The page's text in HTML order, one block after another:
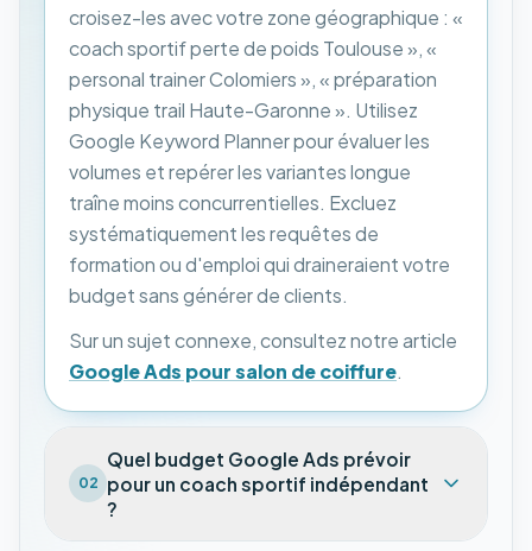
croisez-les avec votre zone géographique : «
coach sportif perte de poids Toulouse », «
personal trainer Colomiers », « préparation
physique trail Haute-Garonne ». Utilisez
Google Keyword Planner pour évaluer les
volumes et repérer les variantes longue
traîne moins concurrentielles. Excluez
systématiquement les requêtes de
formation ou d'emploi qui draineraient votre
budget sans générer de clients.
Sur un sujet connexe, consultez notre article
Google Ads pour salon de coiffure.
02
Quel budget Google Ads prévoir
pour un coach sportif indépendant
?